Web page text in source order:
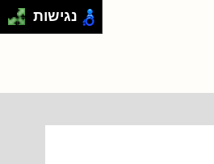
נגישות